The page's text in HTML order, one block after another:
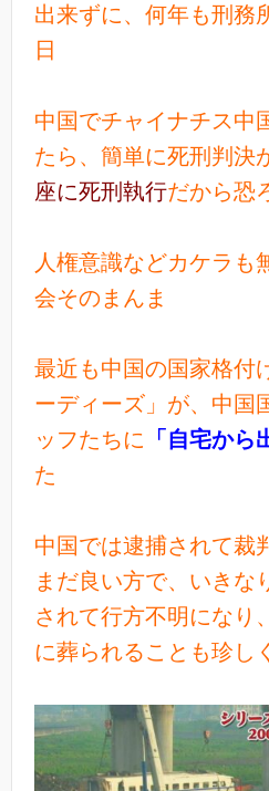
出来ずに、何年も刑務
日
中国でチャイナチス中
たら、簡単に死刑判決
座に死刑執行だから恐
人権意識などカケラも
会そのまんま
最近も中国の国家格付
ーディーズ」が、中国
ッフたちに 「自宅から
た
中国では逮捕されて裁
まだ良い方で、いきな
されて行方不明になり
に葬られることも珍し